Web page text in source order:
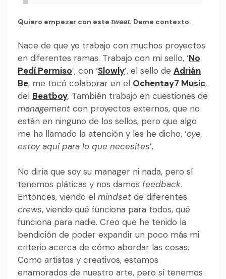
Quiero empezar con este tweet. Dame contexto.
Nace de que yo trabajo con muchos proyectos
en diferentes ramas. Trabajo con mi sello, ‘No
Pedí Permiso’, con ‘Slowly’, el sello de Adrián
Be, me tocó colaborar en el Ochentay7 Music,
del Beatboy. También trabajo en cuestiones de
management con proyectos externos, que no
están en ninguno de los sellos, pero que algo
me ha llamado la atención y les he dicho, ‘oye,
estoy aquí para lo que necesites’.
No diría que soy su manager ni nada, pero sí
tenemos pláticas y nos damos feedback.
Entonces, viendo el mindset de diferentes
crews, viendo qué funciona para todos, qué
funciona para nadie. Creo que he tenido la
bendición de poder expandir un poco más mi
criterio acerca de cómo abordar las cosas.
Como artistas y creativos, estamos
enamorados de nuestro arte, pero sí tenemos